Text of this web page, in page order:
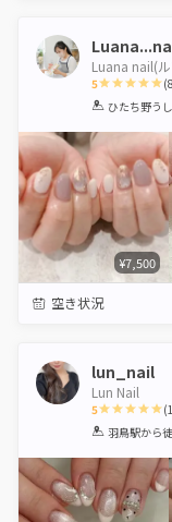
Luana nail(
5
1 2 3 4 5
(
ひたち野う
¥7,500
空き状況
lun_nail
Lun Nail
5
1 2 3 4 5
(
羽鳥駅から